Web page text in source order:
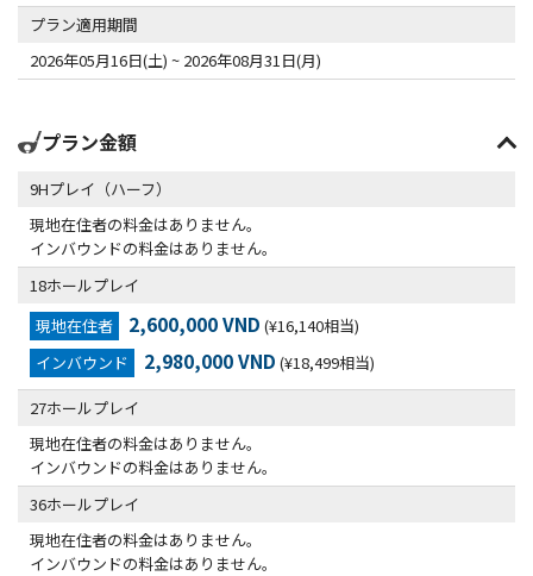
プラン適用期間
2026年05月16日(土) ~ 2026年08月31日(月)
プラン金額
9Hプレイ（ハーフ）
現地在住者の料金はありません。
インバウンドの料金はありません。
18ホールプレイ
現地在住者
2,600,000 VND (¥16,140相当)
インバウンド
2,980,000 VND (¥18,499相当)
27ホールプレイ
現地在住者の料金はありません。
インバウンドの料金はありません。
36ホールプレイ
現地在住者の料金はありません。
インバウンドの料金はありません。